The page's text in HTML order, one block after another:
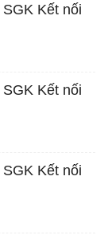
Kết nối
Kết nối
Kết nối